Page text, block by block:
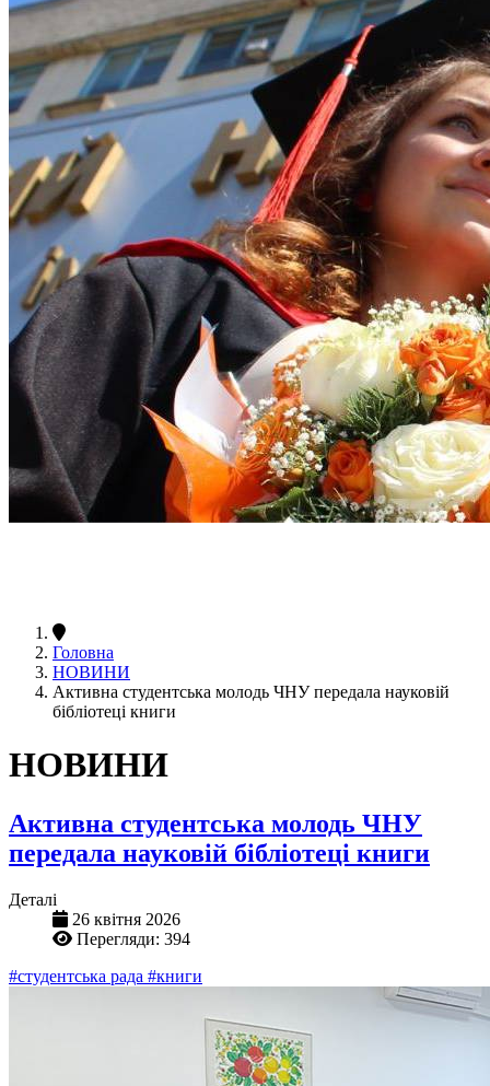
Головна
НОВИНИ
Активна студентська молодь ЧНУ передала науковій
бібліотеці книги
НОВИНИ
Активна студентська молодь ЧНУ
передала науковій бібліотеці книги
Деталі
26 квітня 2026
Перегляди: 394
#студентська рада #книги